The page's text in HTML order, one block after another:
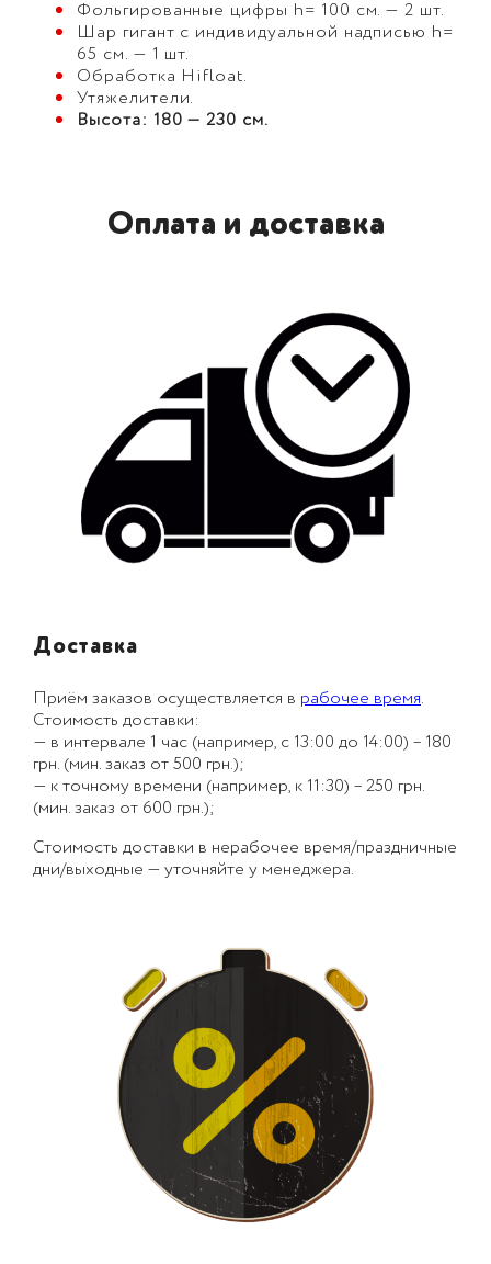
Фольгированные цифры h= 100 см. — 2 шт.
Шар гигант с индивидуальной надписью h=
65 см. — 1 шт.
Обработка Hifloat.
Утяжелители.
Высота: 180 — 230 см.
Оплата и доставка
Доставка
Приём заказов осуществляется в рабочее время.
Стоимость доставки:
— в интервале 1 час (например, с 13:00 до 14:00) – 180
грн. (мин. заказ от 500 грн.);
— к точному времени (например, к 11:30) – 250 грн.
(мин. заказ от 600 грн.);
Стоимость доставки в нерабочее время/праздничные
дни/выходные — уточняйте у менеджера.